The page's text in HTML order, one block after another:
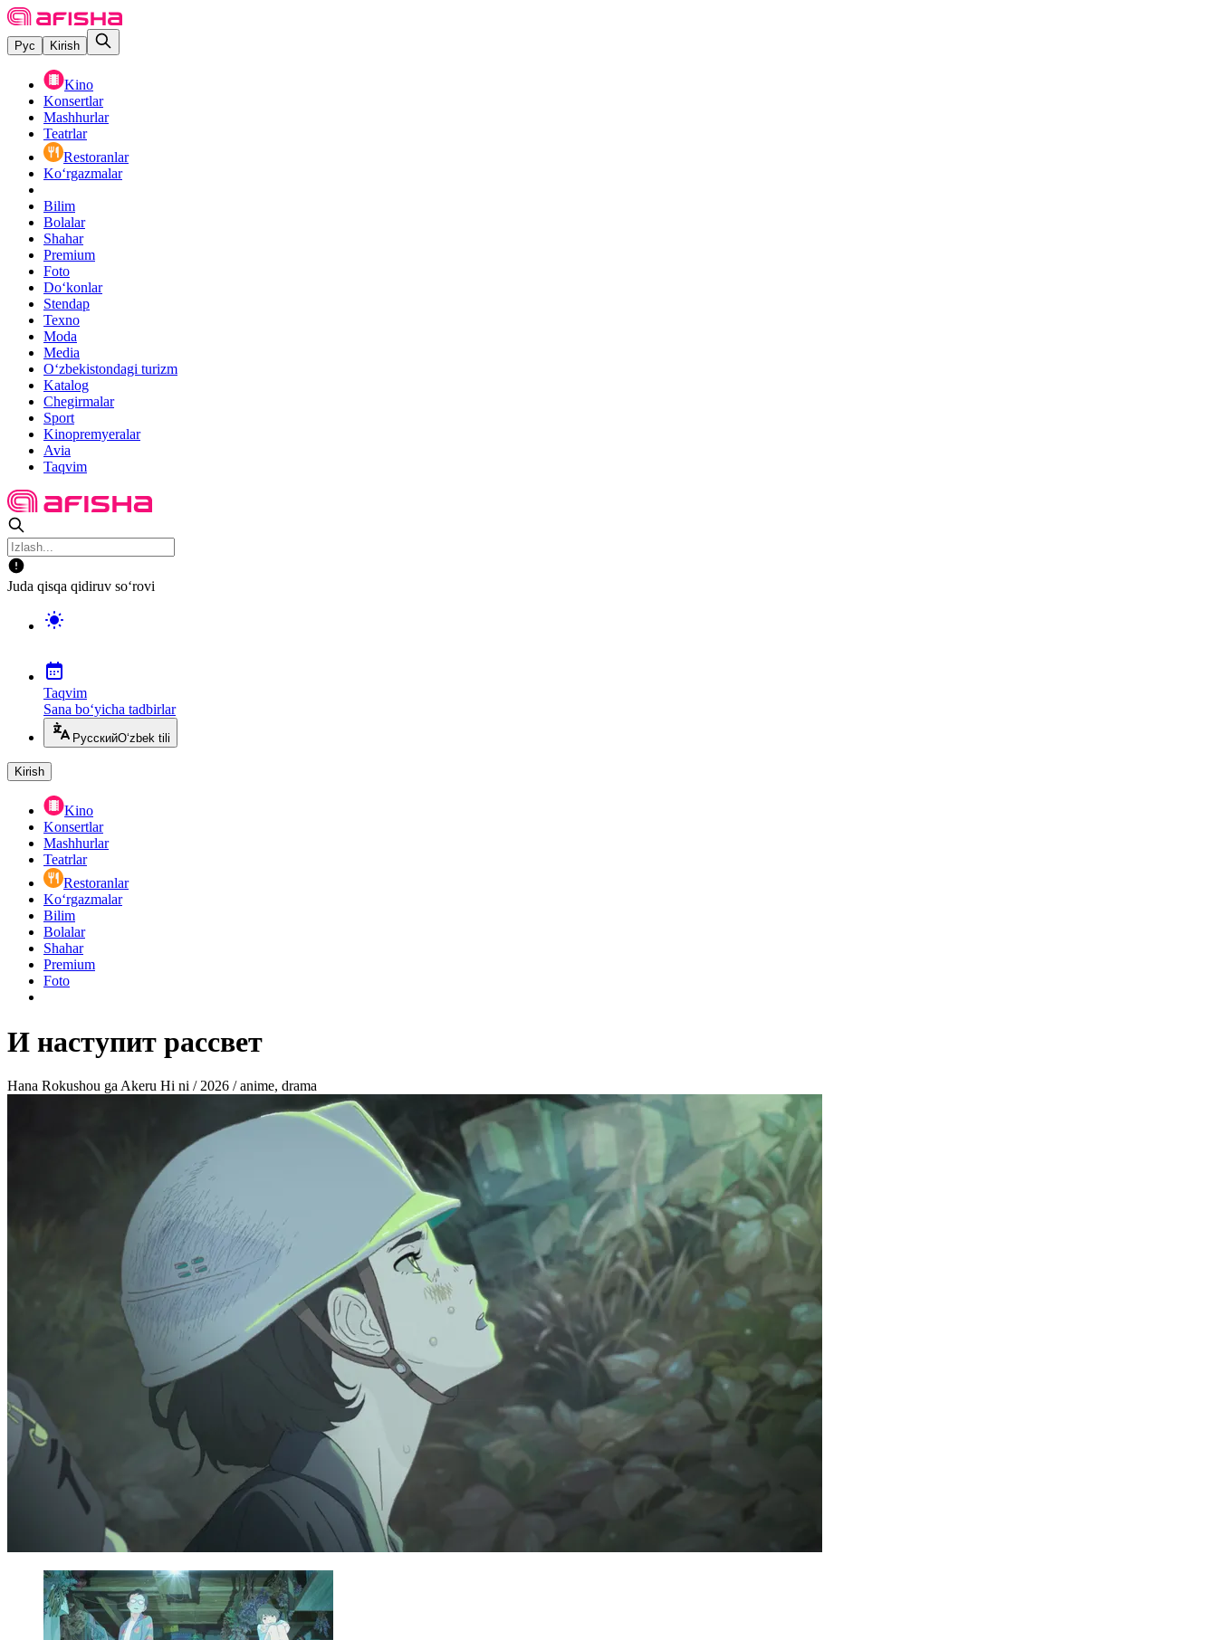
Рус Kirish
Kino
Konsertlar
Mashhurlar
Teatrlar
Restoranlar
Ko‘rgazmalar
Bilim
Bolalar
Shahar
Premium
Foto
Do‘konlar
Stendap
Texno
Moda
Media
O‘zbekistondagi turizm
Katalog
Chegirmalar
Sport
Kinopremyeralar
Avia
Taqvim
Juda qisqa qidiruv so‘rovi
Taqvim
Sana bo‘yicha tadbirlar
РусскийO‘zbek tili
Kirish
Kino
Konsertlar
Mashhurlar
Teatrlar
Restoranlar
Ko‘rgazmalar
Bilim
Bolalar
Shahar
Premium
Foto
И наступит рассвет
Hana Rokushou ga Akeru Hi ni / 2026 / anime, drama